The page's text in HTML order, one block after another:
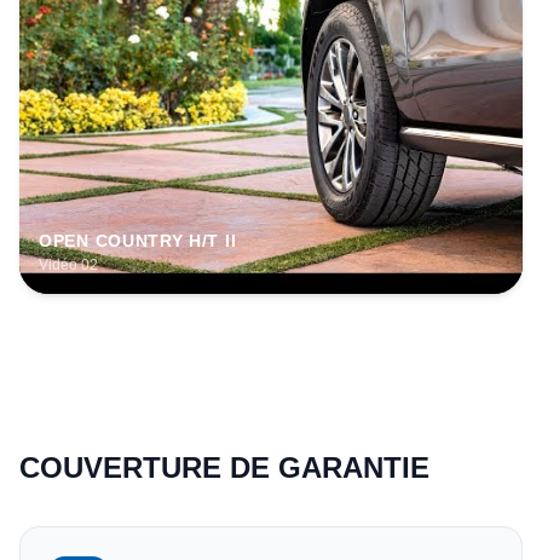
OPEN COUNTRY H/T II
Vidéo 02
COUVERTURE DE GARANTIE